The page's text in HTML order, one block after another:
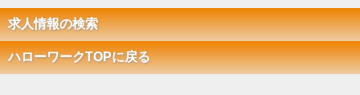
求人情報の検索
ハローワークTOPに戻る